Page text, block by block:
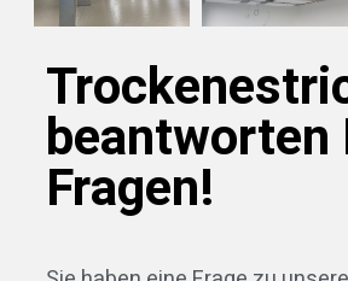
beantworten
Fragen!